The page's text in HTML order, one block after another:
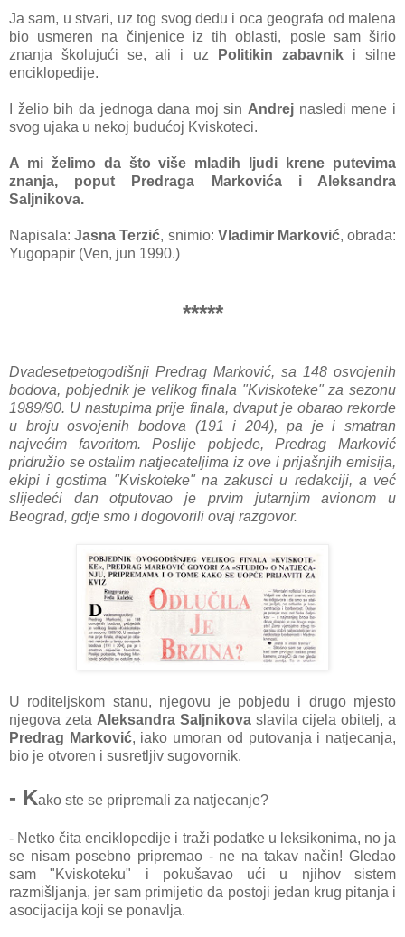
Ja sam, u stvari, uz tog svog dedu i oca geografa od malena
bio usmeren na činjenice iz tih oblasti, posle sam širio
znanja školujući se, ali i uz
Politikin zabavniki silne
enciklopedije.
I želio bih da jednoga dana moj sin Andrej nasledi mene i
svog ujaka u nekoj budućoj Kviskoteci.
A mi želimo da što više mladih ljudi krene putevima
znanja, poput Predraga Markovića i Aleksandra
Saljnikova.
Napisala:Jasna Terzić, snimio: Vladimir Marković, obrada:
Yugopapir (Ven, jun 1990.)
*****
Dvadesetpetogodišnji Predrag Marković, sa 148 osvojenih
bodova, pobjednik je velikog finala "Kviskoteke" za sezonu
1989/90. U nastupima prije finala, dvaput je obarao rekorde
u broju osvojenih bodova (191 i 204), pa je i smatran
najvećim favoritom. Poslije pobjede, Predrag Marković
pridružio se ostalim natjecateljima iz ove i prijašnjih emisija,
ekipi i gostima "Kviskoteke" na zakusci u redakciji, a već
slijedeći dan otputovao je prvim jutarnjim avionom u
Beograd, gdje smo i dogovorili ovaj razgovor.
U roditeljskom stanu, njegovu je pobjedu i drugo mjesto
njegova zeta Aleksandra Saljnikova slavila cijela obitelj, a
Predrag Marković, iako umoran od putovanja i natjecanja,
bio je otvoren i susretljiv sugovornik.
- Kako ste se pripremali za natjecanje?
- Netko čita enciklopedije i traži podatke u leksikonima, no ja
se nisam posebno pripremao - ne na takav način! Gledao
sam "Kviskoteku" i pokušavao ući u njihov sistem
razmišljanja, jer sam primijetio da postoji jedan krug pitanja i
asocijacija koji se ponavlja.